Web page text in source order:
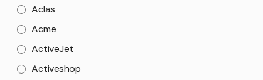
Aclas
Acme
ActiveJet
Activeshop